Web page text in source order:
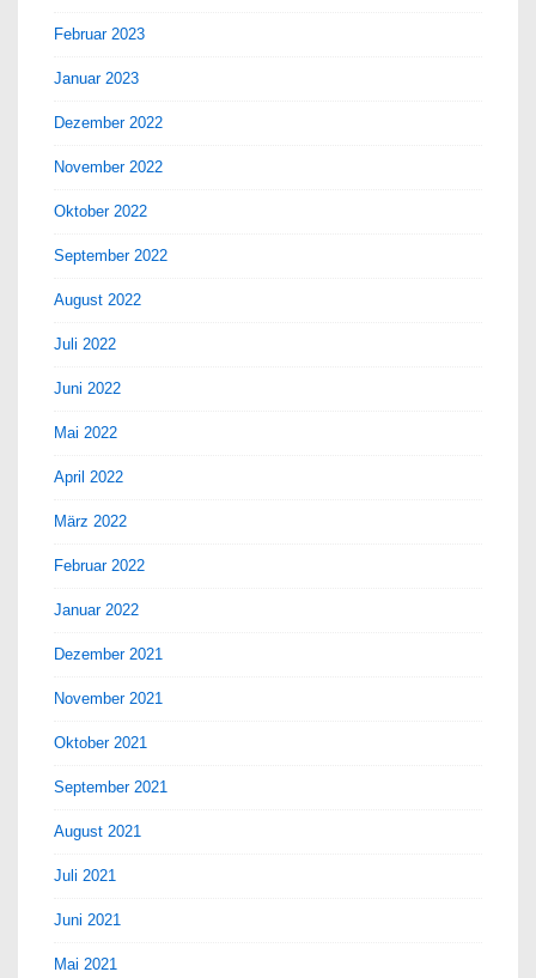
Februar 2023
Januar 2023
Dezember 2022
November 2022
Oktober 2022
September 2022
August 2022
Juli 2022
Juni 2022
Mai 2022
April 2022
März 2022
Februar 2022
Januar 2022
Dezember 2021
November 2021
Oktober 2021
September 2021
August 2021
Juli 2021
Juni 2021
Mai 2021